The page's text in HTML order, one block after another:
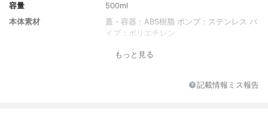
容量
500ml
本体素材
蓋・容器：ABS樹脂 ポンプ：ステンレス パ
イプ：ポリエチレン
もっと見る
記載情報ミス報告